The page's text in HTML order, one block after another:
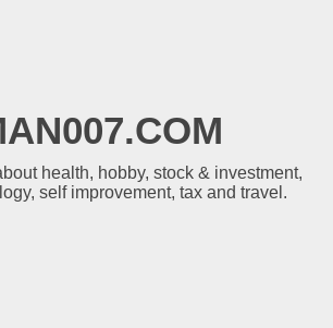
health, hobby, stock & investment,
self improvement, tax and travel.